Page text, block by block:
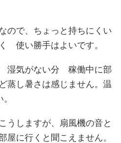
ので、ちょっと持ちにくい
使い勝手はよいです。
湿気がない分 稼働中に部
蒸し暑さは感じません。温
うしますが、扇風機の音と
屋に行くと聞こえません。